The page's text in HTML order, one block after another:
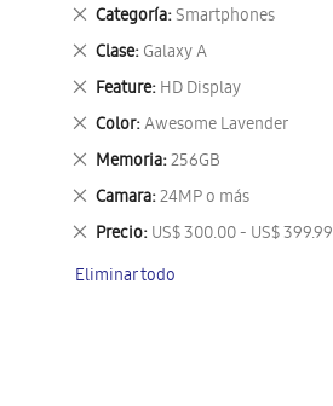
Categoría Smartphones
Eliminar
este
artículo
Clase Galaxy A
Eliminar
este
artículo
Feature HD Display
Eliminar
este
artículo
Color Awesome Lavender
Eliminar
este
artículo
Memoria 256GB
Eliminar
este
artículo
Camara 24MP o más
Eliminar
este
artículo
Precio US$ 300.00 - US$ 399.99
Eliminar
artículo
Eliminar todo